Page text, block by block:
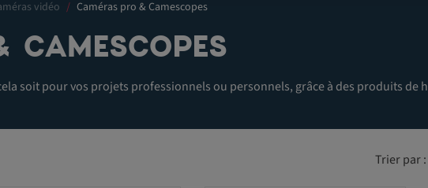
vidéo Caméras pro & Camescopes
CAMESCOPES
soit pour vos projets professionnels ou personnels, grâce à des produits de
Trier par :